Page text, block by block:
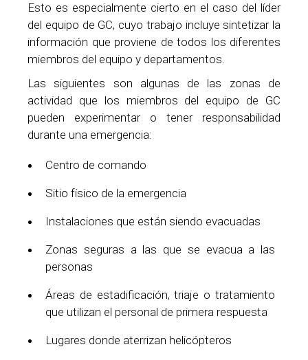
Esto es especialmente cierto en el caso del líder
del equipo de GC, cuyo trabajo incluye sintetizar la
información que proviene de todos los diferentes
miembros del equipo y departamentos.
Las siguientes son algunas de las zonas de
actividad que los miembros del equipo de GC
pueden experimentar o tener responsabilidad
durante una emergencia:
Centro de comando
Sitio físico de la emergencia
Instalaciones que están siendo evacuadas
Zonas seguras a las que se evacua a las
personas
Áreas de estadificación, triaje o tratamiento
que utilizan el personal de primera respuesta
Lugares donde aterrizan helicópteros